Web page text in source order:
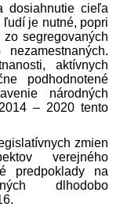
dosiahnutie cieľa
ľudí je nutné, popri
segregovaných
aktívnych
podhodnotené
národných
– 2020 tento
zmien
verejného
pred­poklady na
dlhodobo